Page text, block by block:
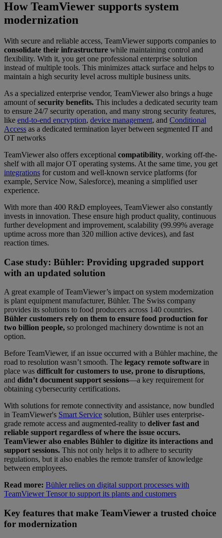
How TeamViewer supports system
modernization
With secure and reliable access, TeamViewer supports companies to
consolidate their infrastructure while maintaining control and
flexibility. With it, you get one professional enterprise solution
instead of multiple tools. This minimizes attack surface and helps to
maintain a high security level across multiple business units.
As a specialized enterprise vendor, TeamViewer also brings a huge
amount ofsecurity benefits. This includes a dedicated security team
to ensure 24/7 security operation, and many strong security features,
like end-to-end encryption, device management, and Conditional
Access as a dedicated termination layer between segmented IT and
OT networks
TeamViewer also offers exceptional compatibility, working off-the-
shelf with all major OT operating systems. At the same time, you get
integrations for custom and well-known service platforms (for
example, Service Now, Salesforce), meaning a simplified user
experience.
With more than 400 R&D employees, TeamViewer also constantly
invests in innovation. These ensure high product quality, continuous
further development and improvement, scalability (99.99% average
uptime across more than 320 million active devices), and fast
reaction times.
Case study: Bühler: Providing upgraded support
with an updated solution
A great example of TeamViewer’s impact on system modernization
is plant equipment manufacturer, Bühler. The Swiss company
provides its solutions to food producers across 140 countries.
Bühler customers rely on them to ensure food production for
two billion people, so prolonged machinery downtime is not an
option.
Before TeamViewer, if an issue occurred with a Bühler machine, the
road to resolution wasn’t smooth. The legacy remote software in
place was difficult for customers to use, prone to disruptions,
and didn’t document support sessions—a key requirement for
obtaining cybersecurity certifications.
With solutions for remote connectivity and assistance, now bundled
in TeamViewer's Smart Service solution, Bühler uses enterprise-
grade remote access and augmented-reality to deliver fast and
reliable support regardless of where the issue occurs.
TeamViewer also enables Bühler to digitize its interactions and
support sessions. This not only helps it to adhere to security
regulations, but it also enables the remote transfer of knowledge
between employees.
Read more: Bühler relies on digital support processes with
TeamViewer Tensor to support its plants and customers
Key features that make TeamViewer a trusted choice
for modernization